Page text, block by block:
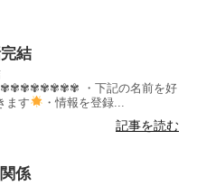
結
・下記の名前を好
ます
・情報を登録...
記事を読む
係